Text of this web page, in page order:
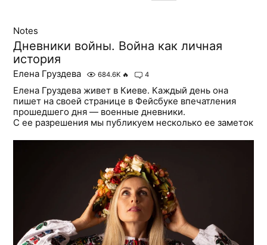
Notes
Дневники войны. Война как личная
история
Елена Груздева 684.6K 🔥 4
Елена Груздева живет в Киеве. Каждый день она
пишет на своей странице в Фейсбуке впечатления
прошедшего дня — военные дневники.
С ее разрешения мы публикуем несколько ее заметок